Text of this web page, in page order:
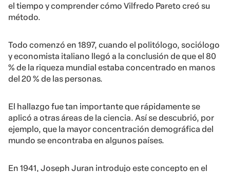
el tiempo y comprender cómo Vilfredo Pareto creó su
método.
Todo comenzó en 1897, cuando el politólogo, sociólogo
y economista italiano llegó a la conclusión de que el 80
% de la riqueza mundial estaba concentrado en manos
del 20 % de las personas.
El hallazgo fue tan importante que rápidamente se
aplicó a otras áreas de la ciencia. Así se descubrió, por
ejemplo, que la mayor concentración demográfica del
mundo se encontraba en algunos países.
En 1941, Joseph Juran introdujo este concepto en el